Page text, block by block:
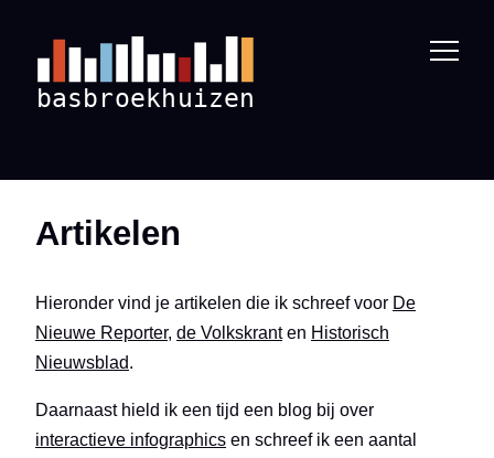
Artikelen
Hieronder vind je artikelen die ik schreef voor De
Nieuwe Reporter, de Volkskranten Historisch
Nieuwsblad.
Daarnaast hield ik een tijd een blog bij over
interactieve infographics en schreef ik een aantal